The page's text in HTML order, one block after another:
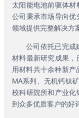
太阳能电池前驱体材
公司秉承市场导向优
领域提供完整解决方
公司依托已完成
材料最新研究成果
用材料共十余种新产
MA系列、无机钙钛
校科研院所和产业化
到众多优质客户的好